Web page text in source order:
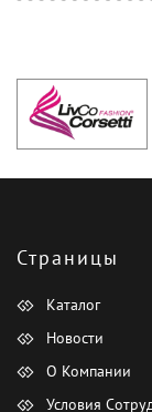
Страницы
Каталог
Новости
О Компании
Условия